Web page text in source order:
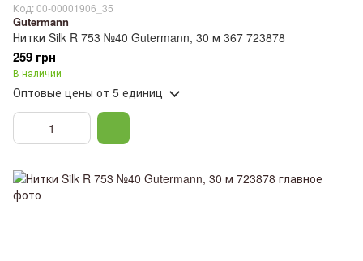
Код: 00-00001906_35
Gutermann
Нитки Silk R 753 №40 Gutermann, 30 м 367 723878
259 грн
В наличии
Оптовые цены от 5 единиц